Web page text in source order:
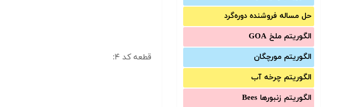
حل مساله فروشنده دوره‌گرد
الگوریتم ملخ GOA
الگوریتم مورچگان
الگوریتم چرخه آب
الگوریتم زنبورها Bees
قطعه کد ۴: